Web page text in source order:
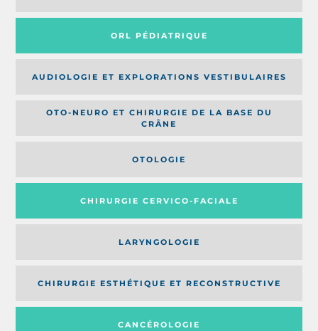
ORL PÉDIATRIQUE
AUDIOLOGIE ET EXPLORATIONS VESTIBULAIRES
OTO-NEURO ET CHIRURGIE DE LA BASE DU
CRÂNE
OTOLOGIE
CHIRURGIE CERVICO-FACIALE
LARYNGOLOGIE
CHIRURGIE ESTHÉTIQUE ET RECONSTRUCTIVE
CANCÉROLOGIE